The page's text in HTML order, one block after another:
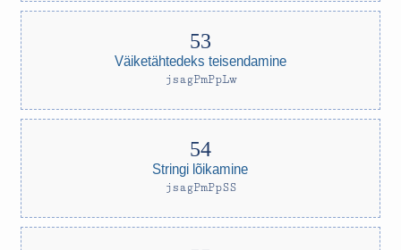
Väiketähtedeks teisendamine
jsagPmPpLw
Stringi lõikamine
jsagPmPpSS